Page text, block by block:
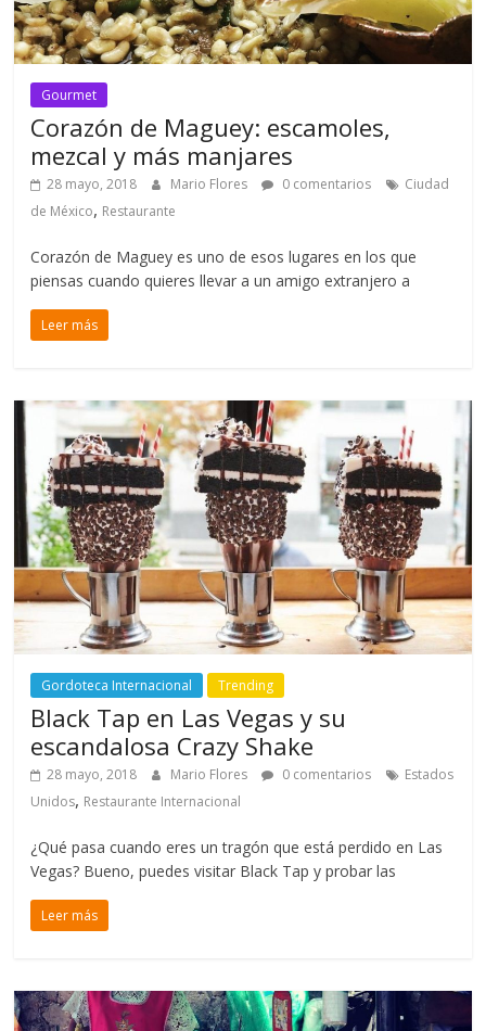
Gourmet
Corazón de Maguey: escamoles,
mezcal y más manjares
28 mayo, 2018 Mario Flores 0 comentarios
Ciudad
de México, Restaurante
Corazón de Maguey es uno de esos lugares en los que
piensas cuando quieres llevar a un amigo extranjero a
Leer más
Gordoteca Internacional Trending
Black Tap en Las Vegas y su
escandalosa Crazy Shake
28 mayo, 2018 Mario Flores 0 comentarios
Estados
Unidos, Restaurante Internacional
¿Qué pasa cuando eres un tragón que está perdido en Las
Vegas? Bueno, puedes visitar Black Tap y probar las
Leer más